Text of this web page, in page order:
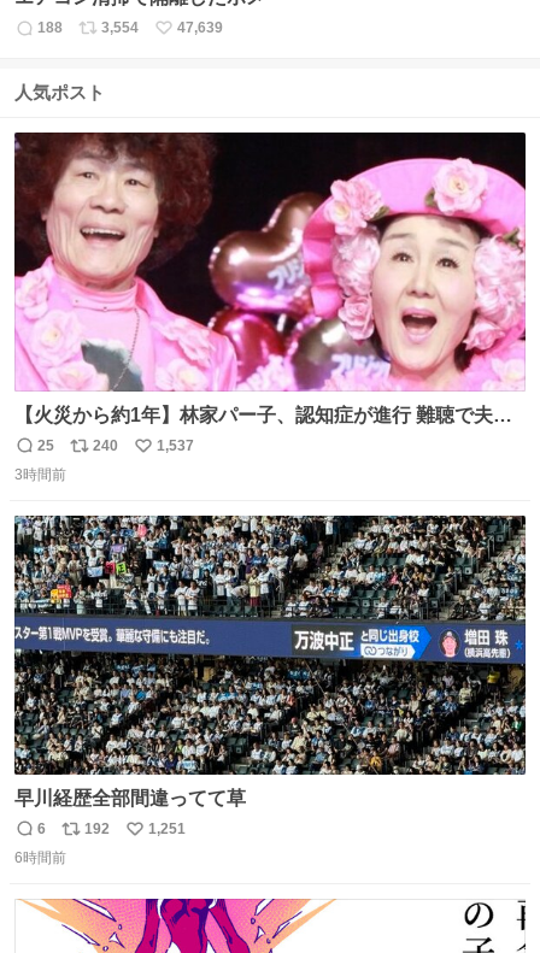
返
数
188
リ
ス
数
3,554
い
47,639
人気ポスト
【火災から約1年】林家パー子、認知症が進行 難聴で夫・
ペーと「筆談」 news.livedoor.com/article/detail… パー子
は以前からの難聴も悪化。大声での会話も通じないという
れだけ分かる。『今なんて言った？』みたいな。始末が悪
いんだ」と笑顔で語った。
返
信
25
リ
ト
数
240
い
数
1,537
3時間前
早川経歴全部間違ってて草
返
信
6
リ
ポ
ト
数
192
い
数
1,251
6時間前